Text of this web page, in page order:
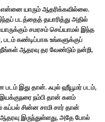
யாரும் ஆதரிக்கவில்லை.
படத்தைத் தயாரித்து அதில்
யாருக்கும் சமரசம் செய்யாமல் இந்த
கண்டிப்பாக உங்களுக்குப்
நீங்கள் ஆதரவு தர வேண்டும் நன்றி,
இது தான். ஃபுல் ஹீயூமர் படம்,
நம்பி தான் களம்
சின்ன சாமி சார் தான்
இருந்துள்ளது, அதே போல்